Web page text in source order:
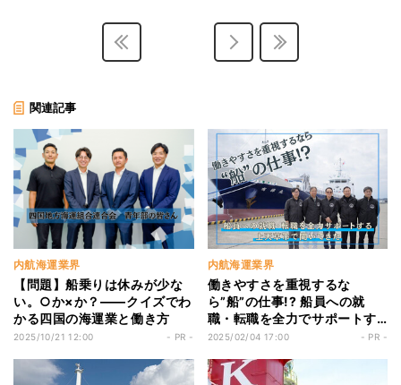
関連記事
内航海運業界
【問題】船乗りは休みが少な
い。○か×か？――クイズでわ
かる四国の海運業と働き方
2025/10/21 12:00 - PR -
内航海運業界
働きやすさを重視するな
ら”船”の仕事!? 船員への就
職・転職を全力でサポートす
る上天草市で聞いてきた
2025/02/04 17:00 - PR -